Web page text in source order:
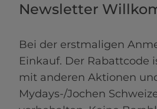
Newsletter
Bei der erstmaligen
Einkauf. Der
mit anderen Aktionen
Mydays-/Jochen